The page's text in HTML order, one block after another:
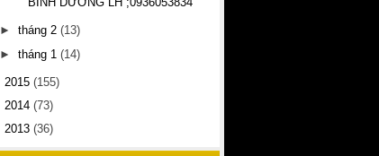
►tháng 2(13)
►tháng 1(14)
2015 (155)
2014 (73)
2013 (36)